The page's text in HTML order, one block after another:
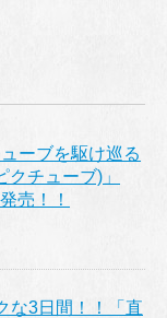
ーブを駆け巡る
チューブ)」
売！！
な3日間！！「直